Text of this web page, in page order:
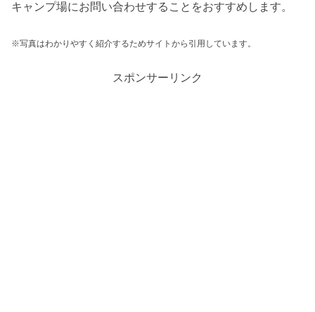
キャンプ場にお問い合わせすることをおすすめします。
※写真はわかりやすく紹介するためサイトから引用しています。
スポンサーリンク